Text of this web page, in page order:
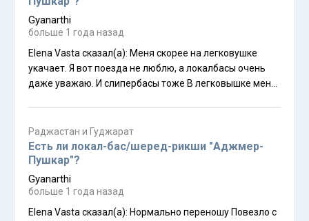
"живая музыка" курсирует колонной по улочкам
вблизи от озера. Головная боль от таблетки не
проходила. Жаркое лето, которое было в Индии,
почему-то не повлияло на увеличение температурных
показателей в зимнее время ни в Москве, ни в Индии.
Gyanarthi
больше 1 года назад
Elena Vasta сказал(а): Меня скорее на легковушке
укачает. Я вот поезда не люблю, а локалбасы очень
даже уважаю. И слипербасы тоже В легковышке меня
задраенными окнами тоже накроет, поэтому слиппер-
басы - совсем не моё. Поезда переношу лучше всего,
но, конечно, слишком много людей и шумно((
Раджастан и Гуджарат
Есть ли локал-бас/шеред-рикши "Аджмер-
Пушкар"?
Gyanarthi
больше 1 года назад
Elena Vasta сказал(а): Нормально переношу Повезло с